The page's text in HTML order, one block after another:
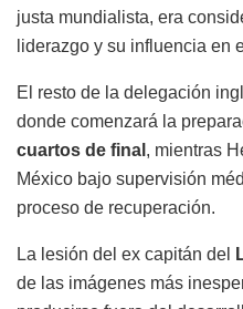
justa mundialista, era
liderazgo y su influencia en
El resto de la delegación
donde comenzará la
cuartos de final , mientras
México bajo supervisión
proceso de recuperación.
La lesión del ex capitán del
de las imágenes más